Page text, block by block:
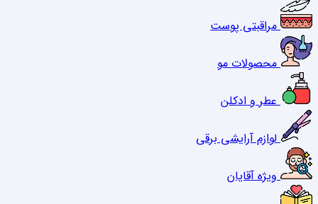
مراقبتی پوست
محصولات مو
عطر و ادکلن
لوازم آرایشی برقی
ویژه آقایان